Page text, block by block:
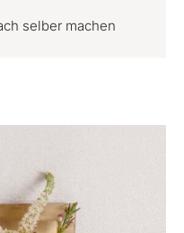
selber machen